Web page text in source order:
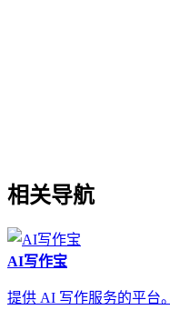
相关导航
AI写作宝
提供 AI 写作服务的平台